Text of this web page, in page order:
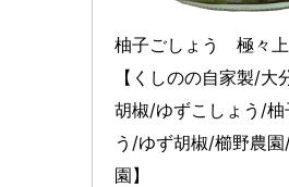
柚子ごしょう　極々
【くしのの自家製/大
胡椒/ゆずこしょう/柚
う/ゆず胡椒/櫛野農
園】